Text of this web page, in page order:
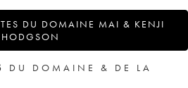
DU DOMAINE MAI & KENJI
HODGSON
DU DOMAINE & DE LA